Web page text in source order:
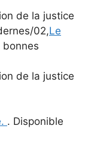
de la justice
02,Le
bonnes
de la justice
. Disponible